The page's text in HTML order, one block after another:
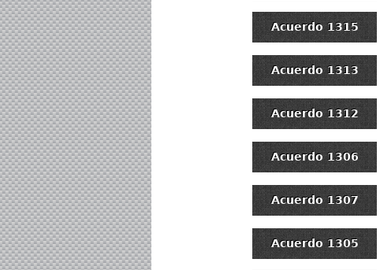
Acuerdo 1315
Acuerdo 1313
Acuerdo 1312
Acuerdo 1306
Acuerdo 1307
Acuerdo 1305